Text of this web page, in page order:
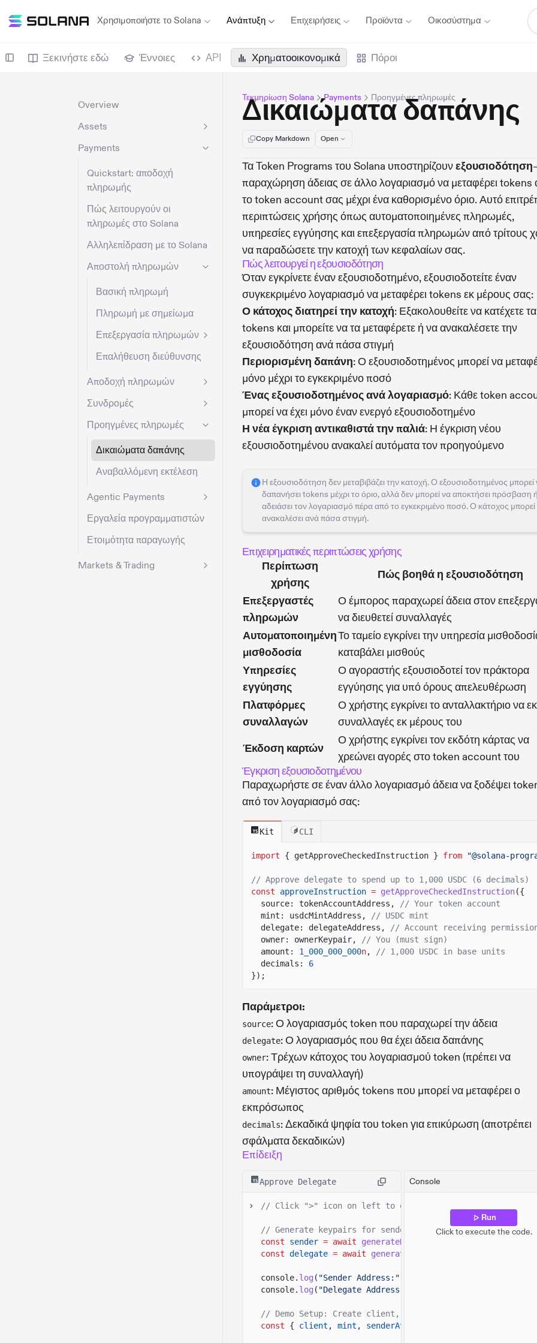
Χρησιμοποιήστε το Solana Ανάπτυξη Επιχειρήσεις Προϊόντα Οικοσύστημα
Ξεκινήστε εδώ Έννοιες API Χρηματοοικονομικά Πόροι
Overview
Assets
Payments
Quickstart: αποδοχή
πληρωμής
Πώς λειτουργούν οι
πληρωμές στο Solana
Αλληλεπίδραση με το Solana
Αποστολή πληρωμών
Βασική πληρωμή
Πληρωμή με σημείωμα
Επεξεργασία πληρωμών
Επαλήθευση διεύθυνσης
Αποδοχή πληρωμών
Συνδρομές
Προηγμένες πληρωμές
Δικαιώματα δαπάνης
Αναβαλλόμενη εκτέλεση
Agentic Payments
Εργαλεία προγραμματιστών
Ετοιμότητα παραγωγής
Markets & Trading
Τεκμηρίωση Solana Payments Προηγμένες πληρωμές
Δικαιώματα δαπάνης
Copy Markdown Open
Τα Token Programs του Solana υποστηρίζουνεξουσιοδότηση
παραχώρηση άδειας σε άλλο λογαριασμό να μεταφέρει tokens
το token account σας μέχρι ένα καθορισμένο όριο. Αυτό
περιπτώσεις χρήσης όπως αυτοματοποιημένες πληρωμές,
υπηρεσίες εγγύησης και επεξεργασία πληρωμών από τρίτους
να παραδώσετε την κατοχή των κεφαλαίων σας.
Πώς λειτουργεί η εξουσιοδότηση
Όταν εγκρίνετε έναν εξουσιοδοτημένο, εξουσιοδοτείτε έναν
συγκεκριμένο λογαριασμό να μεταφέρει tokens εκ μέρους σας:
Ο κάτοχος διατηρεί την κατοχή: Εξακολουθείτε να κατέχετε τα
tokens και μπορείτε να τα μεταφέρετε ή να ανακαλέσετε την
εξουσιοδότηση ανά πάσα στιγμή
Περιορισμένη δαπάνη: Ο εξουσιοδοτημένος μπορεί να
μόνο μέχρι το εγκεκριμένο ποσό
Ένας εξουσιοδοτημένος ανά λογαριασμό: Κάθε token
μπορεί να έχει μόνο έναν ενεργό εξουσιοδοτημένο
Η νέα έγκριση αντικαθιστά την παλιά: Η έγκριση νέου
εξουσιοδοτημένου ανακαλεί αυτόματα τον προηγούμενο
Η εξουσιοδότηση δεν μεταβιβάζει την κατοχή. Ο εξουσιοδοτημένος μπορεί
δαπανήσει tokens μέχρι το όριο, αλλά δεν μπορεί να αποκτήσει πρόσβαση
αδειάσει τον λογαριασμό πέρα από το εγκεκριμένο ποσό. Ο κάτοχος
ανακαλέσει ανά πάσα στιγμή.
Επιχειρηματικές περιπτώσεις χρήσης
Περίπτωση
χρήσης
Πώς βοηθά η εξουσιοδότηση
Επεξεργαστές
πληρωμών
Ο έμπορος παραχωρεί άδεια στον
να διευθετεί συναλλαγές
Αυτοματοποιημένη
μισθοδοσία
Το ταμείο εγκρίνει την υπηρεσία
καταβάλει μισθούς
Υπηρεσίες
εγγύησης
Ο αγοραστής εξουσιοδοτεί τον πράκτορα
εγγύησης για υπό όρους απελευθέρωση
Πλατφόρμες
συναλλαγών
Ο χρήστης εγκρίνει το ανταλλακτήριο να
συναλλαγές εκ μέρους του
Έκδοση καρτών
Ο χρήστης εγκρίνει τον εκδότη κάρτας να
χρεώνει αγορές στο token account του
Έγκριση εξουσιοδοτημένου
Παραχωρήστε σε έναν άλλο λογαριασμό άδεια να ξοδέψει
από τον λογαριασμό σας:
Kit CLI
import { getApproveCheckedInstruction } from "@solana-
// Approve delegate to spend up to 1,000 USDC (6 decimals)
const
approveInstruction = getApproveCheckedInstruction({
source: tokenAccountAddress,
// Your token account
mint: usdcMintAddress,
// USDC mint
delegate: delegateAddress,
// Account receiving
owner: ownerKeypair,
// You (must sign)
amount:
1_000_000_000n,
// 1,000 USDC in base units
decimals:
6
});
Παράμετροι:
source: Ο λογαριασμός token που παραχωρεί την άδεια
delegate: Ο λογαριασμός που θα έχει άδεια δαπάνης
owner: Τρέχων κάτοχος του λογαριασμού token (πρέπει να
υπογράψει τη συναλλαγή)
amount: Μέγιστος αριθμός tokens που μπορεί να μεταφέρει ο
εκπρόσωπος
decimals: Δεκαδικά ψηφία του token για επικύρωση (αποτρέπει
σφάλματα δεκαδικών)
Επίδειξη
Approve Delegate
// Click ">" icon on left to expand demo imports
// Generate keypairs for sender and delegate
const
sender = await generateKeyPairSigner
const delegate = await generateKeyPairSigner
console. log ( "Sender Address:"
console. log ( "Delegate Address:"
// Demo Setup: Create client, mint account, token
const
{ client , mint , senderAta
Console
Run
Click to execute the code.